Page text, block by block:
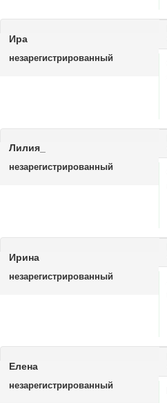
Ира
незарегистрированный
Лилия_
незарегистрированный
Ирина
незарегистрированный
Елена
незарегистрированный